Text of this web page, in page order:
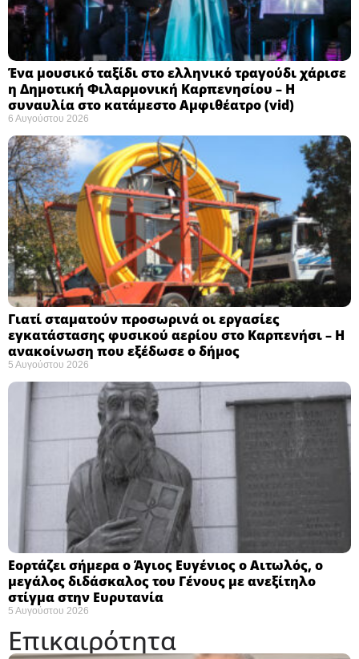
Ένα μουσικό ταξίδι στο ελληνικό τραγούδι χάρισε
η Δημοτική Φιλαρμονική Καρπενησίου – Η
συναυλία στο κατάμεστο Αμφιθέατρο (vid)
6 Αυγούστου 2026
Γιατί σταματούν προσωρινά οι εργασίες
εγκατάστασης φυσικού αερίου στο Καρπενήσι – Η
ανακοίνωση που εξέδωσε ο δήμος
5 Αυγούστου 2026
Εορτάζει σήμερα ο Άγιος Ευγένιος ο Αιτωλός, ο
μεγάλος διδάσκαλος του Γένους με ανεξίτηλο
στίγμα στην Ευρυτανία
5 Αυγούστου 2026
Επικαιρότητα